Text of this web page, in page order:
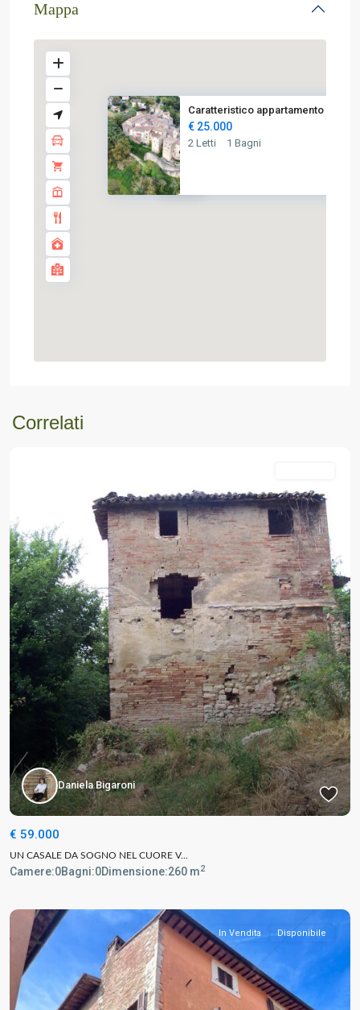
Mappa
€ 25K
Caratteristico appartamento al...
€ 25.000
2 Letti 1 Bagni
Correlati
Daniela Bigaroni
€ 59.000
UN CASALE DA SOGNO NEL CUORE V...
Camere:0Bagni:0Dimensione:260 m2
In Vendita Disponibile